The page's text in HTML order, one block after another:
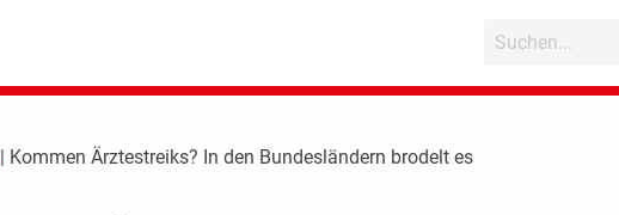
| Kommen Ärztestreiks? In den Bundesländern brodelt es